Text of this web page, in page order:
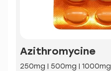
Azithromycine
250mg | 500mg | 1000mg